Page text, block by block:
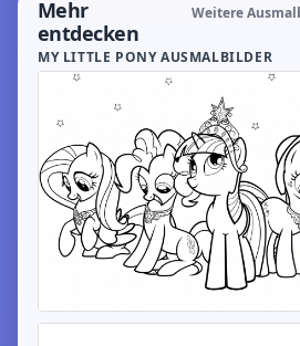
Mehr
entdecken
Weitere
MY LITTLE PONY AUSMALBILDER